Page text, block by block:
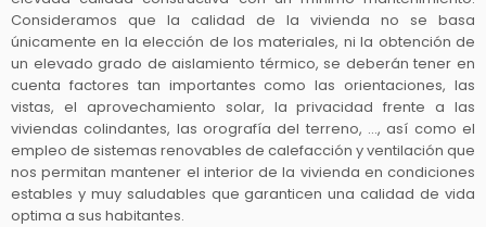
Consideramos que la calidad de la vivienda no se basa
únicamente en la elección de los materiales, ni la obtención de
un elevado grado de aislamiento térmico, se deberán tener en
cuenta factores tan importantes como las orientaciones, las
vistas, el aprovechamiento solar, la privacidad frente a las
viviendas colindantes, las orografía del terreno, …, así como el
empleo de sistemas renovables de calefacción y ventilación que
nos permitan mantener el interior de la vivienda en condiciones
estables y muy saludables que garanticen una calidad de vida
optima a sus habitantes.